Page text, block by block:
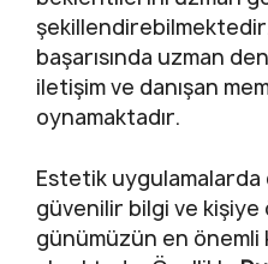
başarısında uzman
iletişim ve danışan
oynamaktadır.
Estetik
güvenilir bilgi ve kişiye
günümüzün en